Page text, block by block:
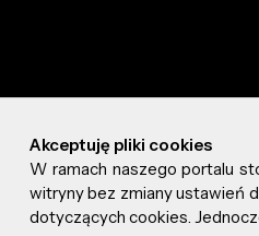
Akceptuję pliki cookies
W ramach naszego portalu
witryny bez zmiany ustawień
dotyczących cookies.